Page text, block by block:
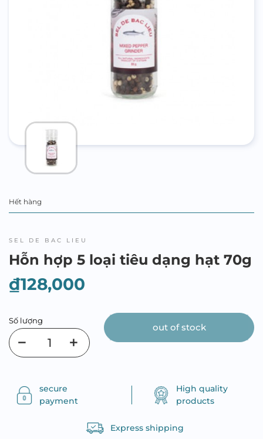
Hết hàng
SEL DE BAC LIEU
Hỗn hợp 5 loại tiêu dạng hạt 70g
₫128,000
Số lượng
out of stock
secure
payment
High quality
products
Express shipping